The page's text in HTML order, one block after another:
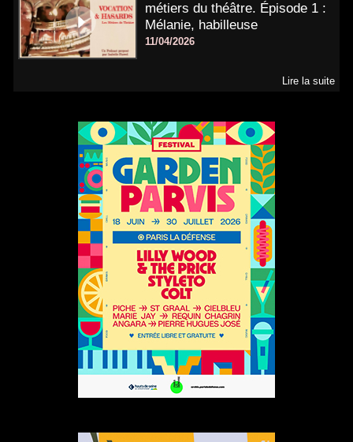
métiers du théâtre. Épisode 1 :
Mélanie, habilleuse
11/04/2026
Lire la suite